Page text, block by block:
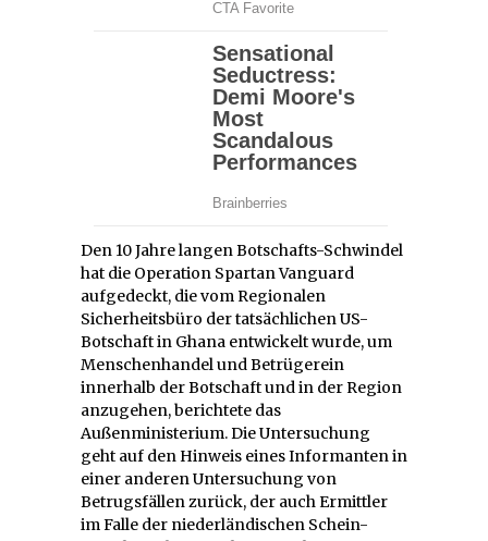
Den 10 Jahre langen Botschafts-Schwindel
hat die Operation Spartan Vanguard
aufgedeckt, die vom Regionalen
Sicherheitsbüro der tatsächlichen US-
Botschaft in Ghana entwickelt wurde, um
Menschenhandel und Betrügerein
innerhalb der Botschaft und in der Region
anzugehen, berichtete das
Außenministerium. Die Untersuchung
geht auf den Hinweis eines Informanten in
einer anderen Untersuchung von
Betrugsfällen zurück, der auch Ermittler
im Falle der niederländischen Schein-